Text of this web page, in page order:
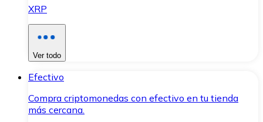
XRP
Ver todo
Efectivo
Compra criptomonedas con efectivo en tu tienda
más cercana.